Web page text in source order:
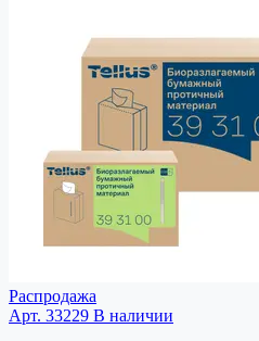
Распродажа
Арт. 33229 В наличии